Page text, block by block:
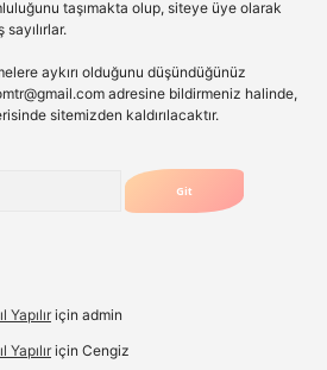
taşımakta olup, siteye üye olarak
aykırı olduğunu düşündüğünüz
adresine bildirmeniz halinde,
sitemizden kaldırılacaktır.
Yapılır için admin
Yapılır için Cengiz